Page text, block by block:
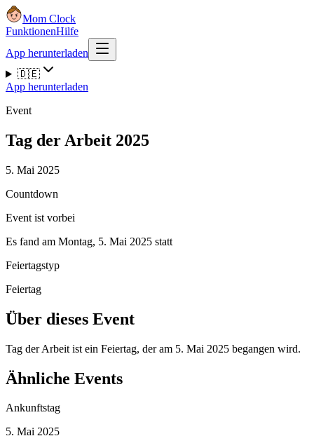
Mom Clock
FunktionenHilfe
App herunterladen
🇩🇪
App herunterladen
Event
Tag der Arbeit 2025
5. Mai 2025
Countdown
Event ist vorbei
Es fand am Montag, 5. Mai 2025 statt
Feiertagstyp
Feiertag
Über dieses Event
Tag der Arbeit ist ein Feiertag, der am 5. Mai 2025 begangen wird.
Ähnliche Events
Ankunftstag
5. Mai 2025